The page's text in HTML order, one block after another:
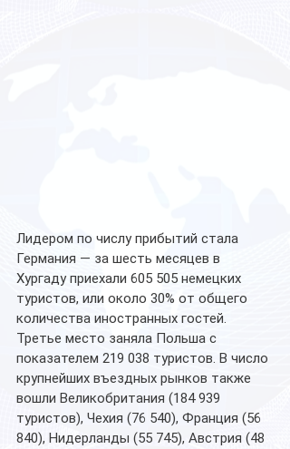
Лидером по числу прибытий стала
Германия — за шесть месяцев в
Хургаду приехали 605 505 немецких
туристов, или около 30% от общего
количества иностранных гостей.
Третье место заняла Польша с
показателем 219 038 туристов. В число
крупнейших въездных рынков также
вошли Великобритания (184 939
туристов), Чехия (76 540), Франция (56
840), Нидерланды (55 745), Австрия (48